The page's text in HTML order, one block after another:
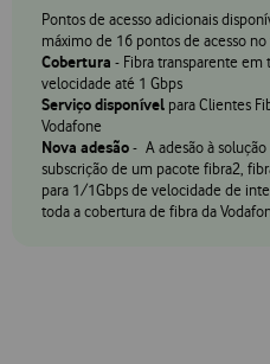
Pontos de acesso adicionais
máximo de 16 pontos de acesso no
Cobertura
- Fibra transparente em
velocidade até 1 Gbps
Serviço disponível para Clientes
Vodafone
Nova adesão
- A adesão à
subscrição de um pacote fibra2,
para 1/1Gbps de velocidade de
toda a cobertura de fibra da